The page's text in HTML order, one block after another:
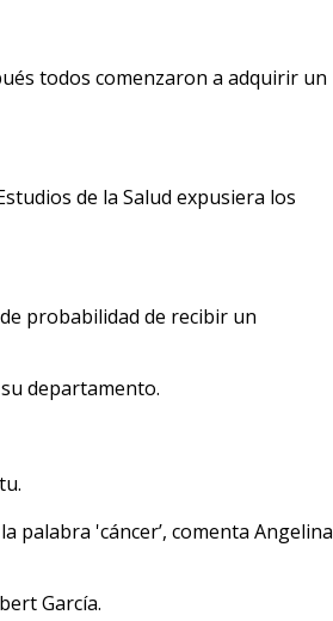
todos comenzaron a adquirir un
de la Salud expusiera los
probabilidad de recibir un
departamento.
palabra 'cáncer’, comenta Angelina
García.